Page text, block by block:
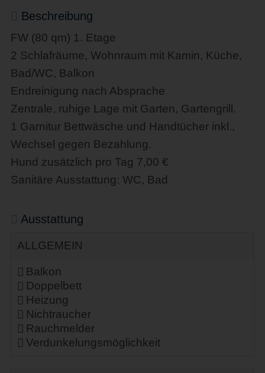
Beschreibung
FW (80 qm) 1. Etage
2 Schlafräume, Wohnraum mit Kamin, Küche,
Bad/WC, Balkon
Endreinigung nach Absprache
Zentrale, ruhige Lage mit Garten, Gartengrill.
1 Garnitur Bettwäsche und Handtücher inkl.,
Wechsel gegen Bezahlung.
Hund zusätzlich pro Tag 7,00 €
Sanitäre Ausstattung: WC, Bad
Ausstattung
ALLGEMEIN
Balkon
Doppelbett
Heizung
Nichtraucher
Rauchmelder
Verdunkelungsmöglichkeit